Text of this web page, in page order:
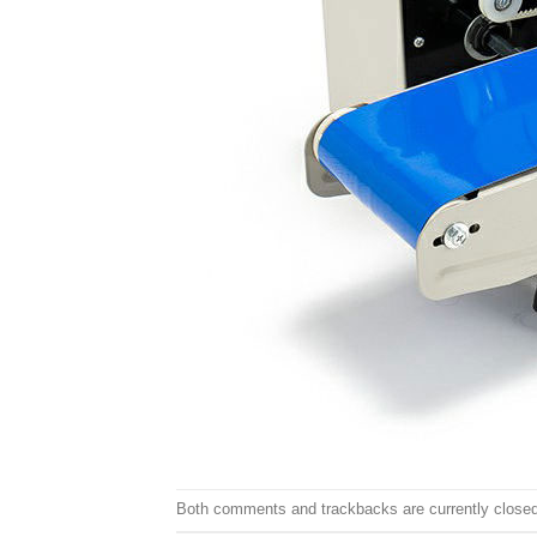
Both comments and trackbacks are currently